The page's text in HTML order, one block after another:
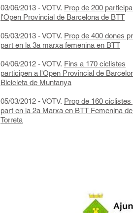
03/06/2013 - VOTV. Prop de 200
l'Open Provincial de Barcelona de BTT
05/03/2013 - VOTV. Prop de 400 dones
part en la 3a marxa femenina en BTT
04/06/2012 - VOTV. Fins a 170 ciclistes
participen a l'Open Provincial de
Bicicleta de Muntanya
05/03/2012 - VOTV. Prop de 160 ciclistes
part en la 2a Marxa en BTT Femenina
Torreta